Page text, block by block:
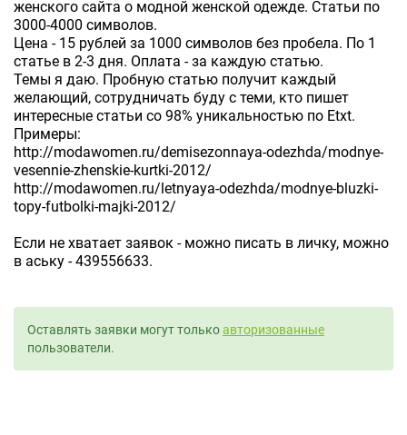
женского сайта о модной женской одежде. Статьи по
3000-4000 символов.
Цена - 15 рублей за 1000 символов без пробела. По 1
статье в 2-3 дня. Оплата - за каждую статью.
Темы я даю. Пробную статью получит каждый
желающий, сотрудничать буду с теми, кто пишет
интересные статьи со 98% уникальностью по Etxt.
Примеры:
http://modawomen.ru/demisezonnaya-odezhda/modnye-
vesennie-zhenskie-kurtki-2012/
http://modawomen.ru/letnyaya-odezhda/modnye-bluzki-
topy-futbolki-majki-2012/
Если не хватает заявок - можно писать в личку, можно
в аську - 439556633.
Оставлять заявки могут толькоавторизованные
пользователи.